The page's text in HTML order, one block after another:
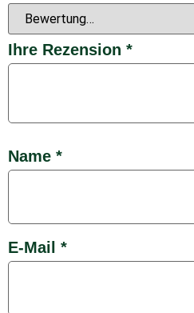
Ihre Rezension *
Name *
E-Mail *